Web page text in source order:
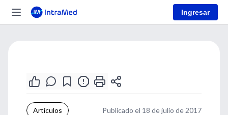
Ingresar
Artículos
Publicado el 18 de julio de 2017